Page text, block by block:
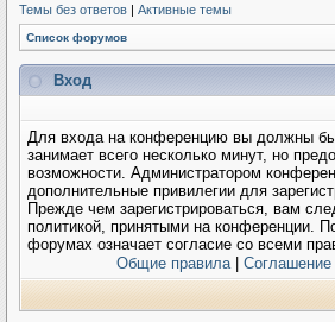
Темы без ответов | Активные темы
Список форумов
Вход
Для входа на конференцию вы должны
занимает всего несколько минут, но
возможности. Администратором
дополнительные привилегии для
Прежде чем зарегистрироваться, вам
политикой, принятыми на конференции.
форумах означает согласие со всеми
Общие правила| Соглашение